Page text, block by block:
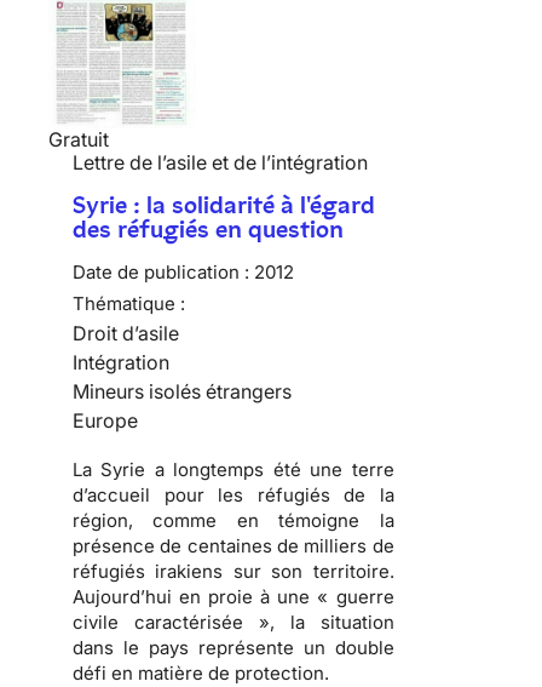
Gratuit
Lettre de l’asile et de l’intégration
Syrie : la solidarité à l'égard
des réfugiés en question
Date de publication : 2012
Thématique :
Droit d’asile
Intégration
Mineurs isolés étrangers
Europe
La Syrie a longtemps été une terre
d’accueil pour les réfugiés de la
région, comme en témoigne la
présence de centaines de milliers de
réfugiés irakiens sur son territoire.
Aujourd’hui en proie à une « guerre
civile caractérisée », la situation
dans le pays représente un double
défi en matière de protection.